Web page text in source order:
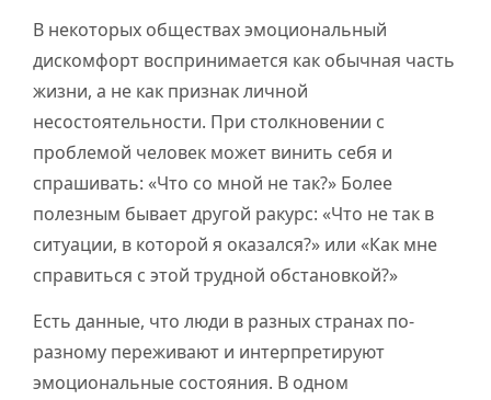
В некоторых обществах эмоциональный
дискомфорт воспринимается как обычная часть
жизни, а не как признак личной
несостоятельности. При столкновении с
проблемой человек может винить себя и
спрашивать: «Что со мной не так?» Более
полезным бывает другой ракурс: «Что не так в
ситуации, в которой я оказался?» или «Как мне
справиться с этой трудной обстановкой?»
Есть данные, что люди в разных странах по-
разному переживают и интерпретируют
эмоциональные состояния. В одном